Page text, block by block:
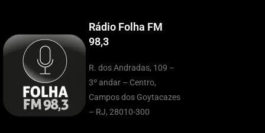
Rádio Folha FM
98,3
R. dos Andradas, 109 –
3º andar – Centro,
Campos dos Goytacazes
– RJ, 28010-300